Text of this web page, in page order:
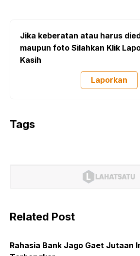
Jika keberatan atau harus
maupun foto Silahkan Klik
Kasih
Laporkan
Tags
Related Post
Rahasia Bank Jago Gaet Jutaan